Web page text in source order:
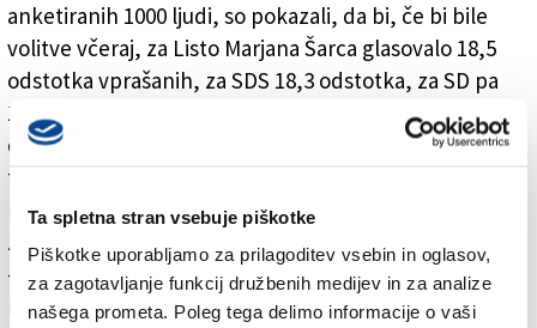
Ta spletna stran vsebuje piškotke
Piškotke uporabljamo za prilagoditev vsebin in oglasov,
za zagotavljanje funkcij družbenih medijev in za analize
našega prometa. Poleg tega delimo informacije o vaši
anketiranih 1000 ljudi, so pokazali, da bi, če bi bile
volitve včeraj, za Listo Marjana Šarca glasovalo 18,5
odstotka vprašanih, za SDS 18,3 odstotka, za SD pa
17,6 odstotka vprašanih. Za SMC bi glasovalo 12,3
odstotka vprašanih, sledijo pa Levica s 7,7 odstotka
ter DeSUS in NSi s po sedmimi odstotki. Medtem ko je
pri SD delež volivcev po spolu takorekoč izenačen - le
za malenkost so SD bolj naklonjene ženske kot moški
-, sta Lista Marjana Šarca in SDS bolj moški stranki, saj
bi zanje glasovalo več kot 60 odstotkov moških. Prav